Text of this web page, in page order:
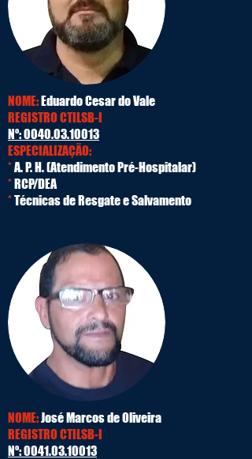
NOME:Eduardo Cesar do Vale
REGISTRO CTILSB-I
Nº:0040.03.10013
ESPECIALIZAÇÃO:
* A. P. H. (Atendimento Pré-Hospitalar)
* RCP/DEA
* Técnicas de Resgate e Salvamento
NOME:José Marcos de Oliveira
REGISTRO CTILSB-I
Nº:0041.03.10013